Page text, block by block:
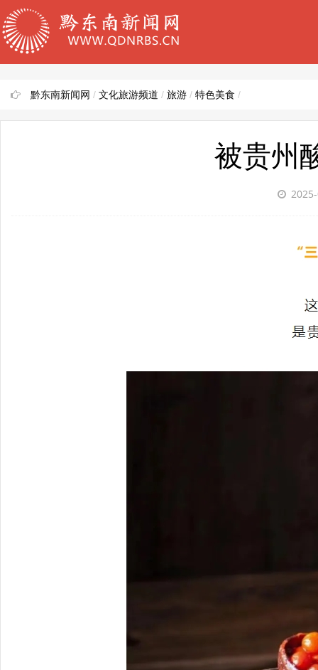
黔东南新闻网 / 文化旅游频道 / 旅游 / 特色美食 /
被贵州